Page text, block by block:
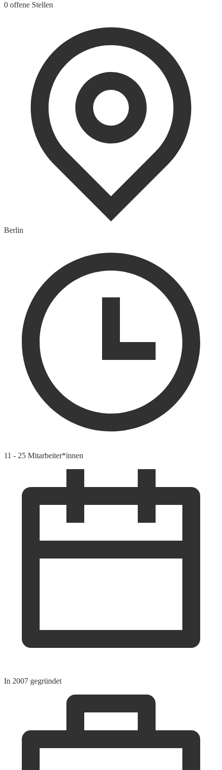
0 offene Stellen
Berlin
11 - 25 Mitarbeiter*innen
In 2007 gegründet